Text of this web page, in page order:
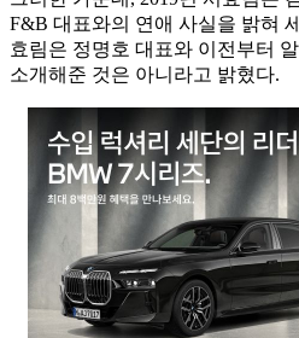
F&B 대표와의 연애 사실을 밝혀
효림은 정명호 대표와 이전부터
소개해준 것은 아니라고 밝혔다.